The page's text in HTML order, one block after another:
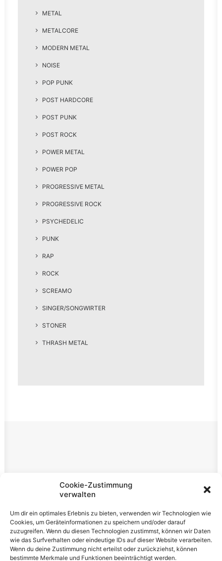
Cookie-Zustimmung
verwalten
Um dir ein optimales Erlebnis zu bieten, verwenden wir Technologien wie
Cookies, um Geräteinformationen zu speichern und/oder darauf
zuzugreifen. Wenn du diesen Technologien zustimmst, können wir Daten
wie das Surfverhalten oder eindeutige IDs auf dieser Website verarbeiten.
Wenn du deine Zustimmung nicht erteilst oder zurückziehst, können
bestimmte Merkmale und Funktionen beeinträchtigt werden.
METAL
METALCORE
MODERN METAL
NOISE
POP PUNK
POST HARDCORE
POST PUNK
POST ROCK
POWER METAL
POWER POP
PROGRESSIVE METAL
PROGRESSIVE ROCK
PSYCHEDELIC
PUNK
RAP
ROCK
SCREAMO
SINGER/SONGWIRTER
STONER
THRASH METAL
Rechtliches
Datenschutzerklärung
Cookie-Richtlinie (EU)